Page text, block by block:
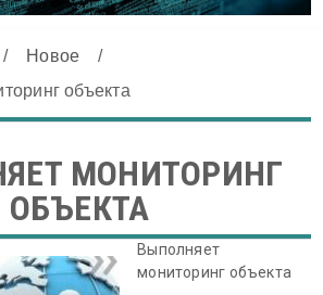
/ Новое
/
объекта
МОНИТОРИНГ
ОБЪЕКТА
Выполняет
мониторинг объекта